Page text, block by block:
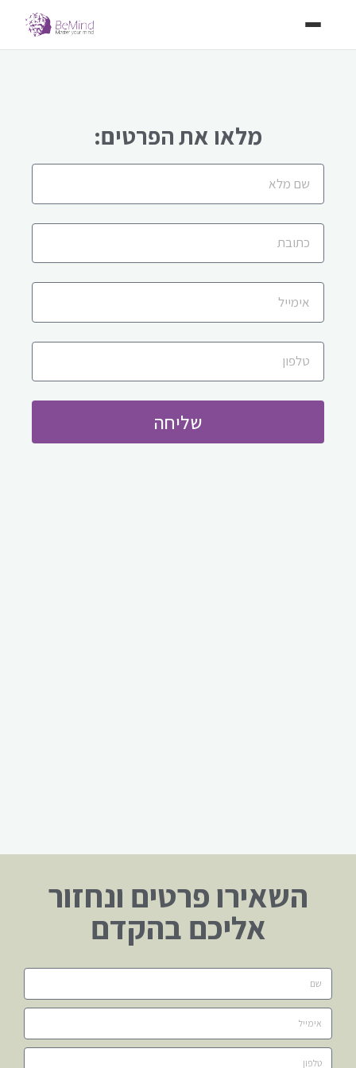
מלאו את הפרטים:
שליחה
השאירו פרטים ונחזור
אליכם בהקדם